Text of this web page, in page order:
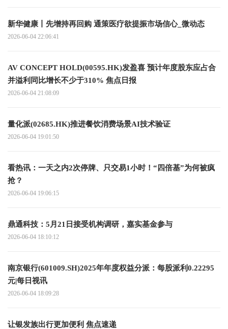
新华健康丨先增持再回购 通策医疗欲提振市场信心_微动态
2026-06-04 22:06:41
AV CONCEPT HOLD(00595.HK)发盈喜 预计年度股东应占合
并溢利同比增长不少于310% 焦点日报
2026-06-04 21:08:09
量化派(02685.HK)推进餐饮消费场景AI技术验证
2026-06-04 19:01:50
看热讯：一天之内2次停牌、只交易1小时！“四倍基”为何被疯
抢？
2026-06-04 19:06:15
鼎通科技：5月21日接受机构调研，嘉实基金参与
2026-06-04 18:10:12
南京银行(601009.SH)2025年年度权益分派：每股派利0.22295
元|每日视讯
2026-06-04 18:09:28
让银发族出行更加便利 焦点速递